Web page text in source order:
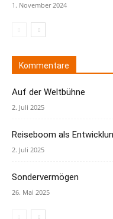
1. November 2024
Kommentare
Auf der Weltbühne
2. Juli 2025
Reiseboom als
2. Juli 2025
Sondervermögen
26. Mai 2025